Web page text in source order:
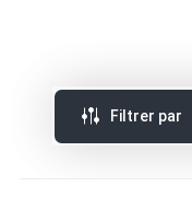
Filtrer par